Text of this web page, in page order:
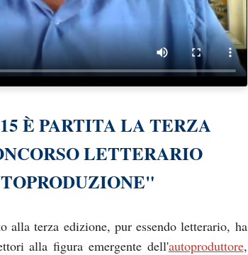
È PARTITA LA TERZA
LETTERARIO
alla terza edizione, pur essendo letterario, ha
alla figura emergente dell'autoproduttore,